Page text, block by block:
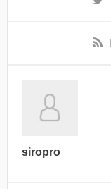
siropro